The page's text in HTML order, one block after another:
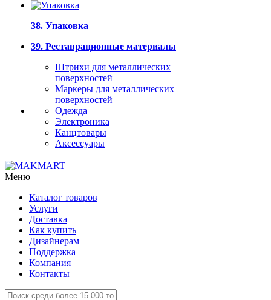
38. Упаковка
39. Реставрационные материалы
Штрихи для металлических
поверхностей
Маркеры для металлических
поверхностей
Одежда
Электроника
Канцтовары
Аксессуары
Меню
Каталог товаров
Услуги
Доставка
Как купить
Дизайнерам
Поддержка
Компания
Контакты